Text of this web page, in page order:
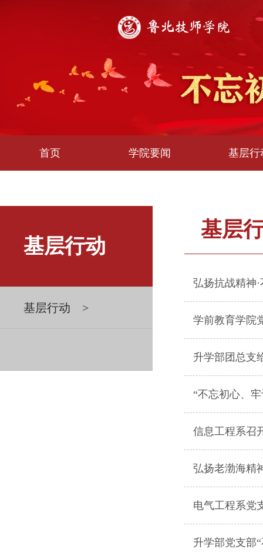
首页 学院要闻 基层行
基层行动
基层行动 >
基层
弘扬抗战精神
学前教育学院
升学部团总支
“不忘初心、
信息工程系召
弘扬老渤海精
电气工程系党
升学部党支部